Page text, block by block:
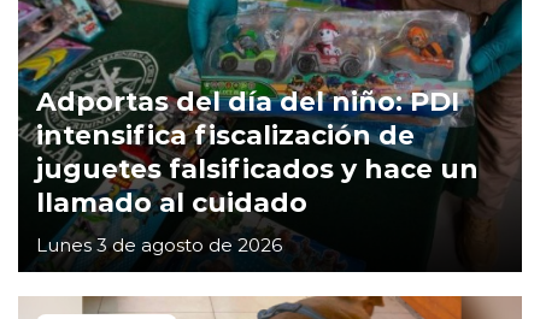
Adportas del día del niño: PDI
intensifica fiscalización de
juguetes falsificados y hace un
llamado al cuidado
Lunes 3 de agosto de 2026